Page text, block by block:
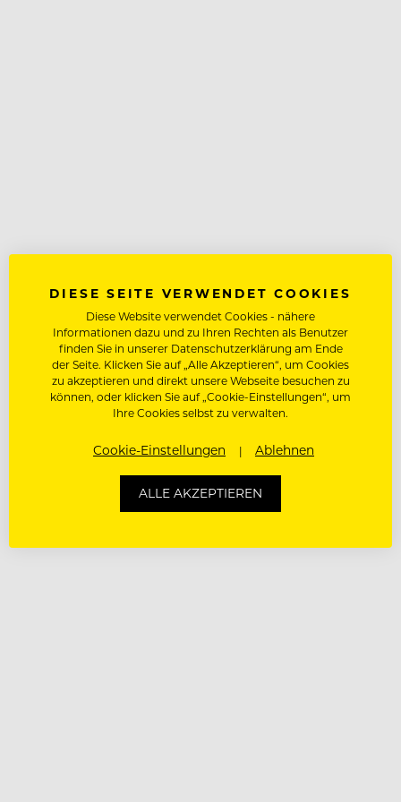
DIESE SEITE VERWENDET COOKIES
Diese Website verwendet Cookies - nähere
Informationen dazu und zu Ihren Rechten als Benutzer
finden Sie in unserer Datenschutzerklärung am Ende
der Seite. Klicken Sie auf „Alle Akzeptieren“, um Cookies
zu akzeptieren und direkt unsere Webseite besuchen zu
können, oder klicken Sie auf „Cookie-Einstellungen“, um
Ihre Cookies selbst zu verwalten.
Cookie-Einstellungen Ablehnen
ALLE AKZEPTIEREN